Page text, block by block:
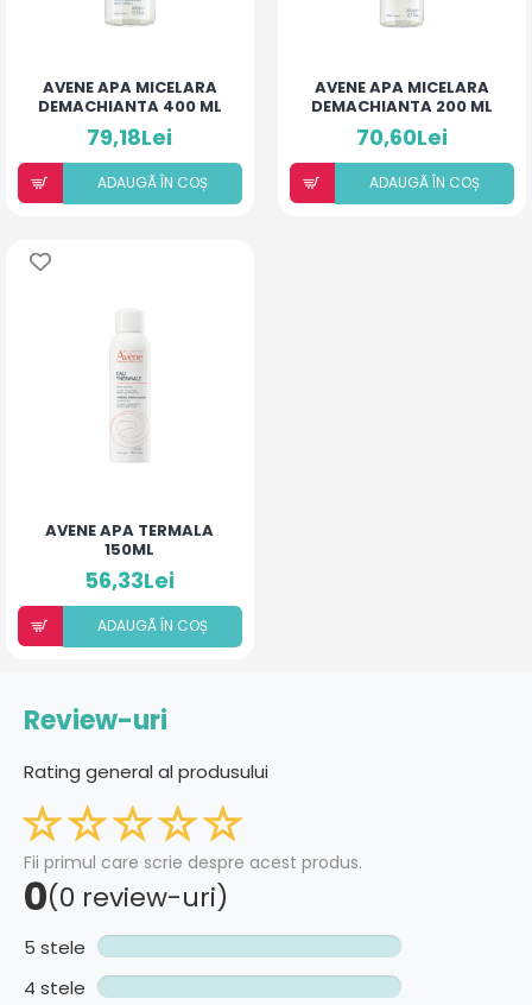
AVENE APA MICELARA
DEMACHIANTA 400 ML
79,18Lei
ADAUGÃ ÎN COȘ
AVENE APA MICELARA
DEMACHIANTA 200 ML
70,60Lei
ADAUGÃ ÎN COȘ
AVENE APA TERMALA
150ML
56,33Lei
ADAUGÃ ÎN COȘ
Review-uri
Rating general al produsului
Fii primul care scrie despre acest produs.
0(0 review-uri)
5 stele
4 stele